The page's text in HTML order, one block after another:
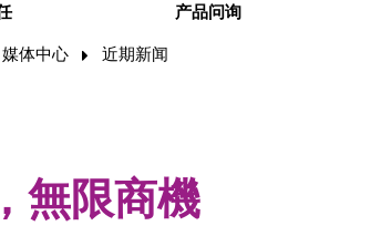
产品问询
媒体中心 近期新闻
無限商機